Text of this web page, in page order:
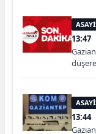
13:47
13:44